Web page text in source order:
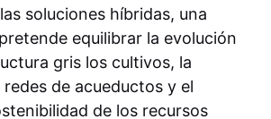
soluciones híbridas, una
equilibrar la evolución
gris los cultivos, la
redes de acueductos y el
de los recursos